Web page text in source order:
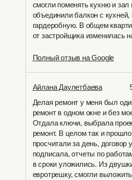
Полный отзыв на Google
смогли поменять кухню и зал
объединили балкон с
гардеробную. В общем
от застройщика изменилась
Айлана Даулетбаева
Делая ремонт у меня был
ремонт в одном окне и без
Отдала ключи, выбрала
ремонт. В целом так и
просчитали за день, договор
подписала, отчеты по
в сроки уложились. Из
евротрешку, смогли